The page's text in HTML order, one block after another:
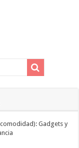
Gadgets y